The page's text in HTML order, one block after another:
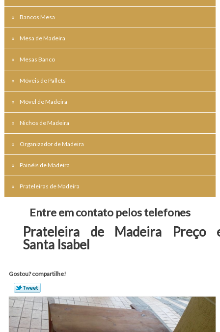
Bancos Mesa
Mesa de Madeira
Mesas Banco
Móveis de Pallets
Móvel de Madeira
Nichos de Madeira
Organizador de Madeira
Painéis de Madeira
Prateleiras de Madeira
Entre em contato pelos telefones
Prateleira de Madeira Preço
Santa Isabel
Gostou? compartilhe!